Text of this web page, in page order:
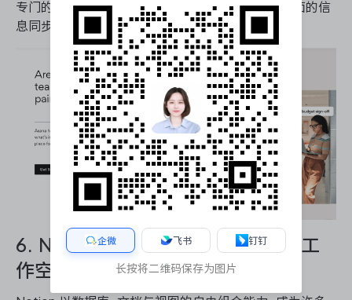
专门的 DevOps 工具链，Asana 更适合作为项目层面的信
息同步层而非核心研发管理平台。
6. Notion：知识驱动型团队的灵活工
作空间
企微 飞书 钉钉
长按将二维码保存为图片